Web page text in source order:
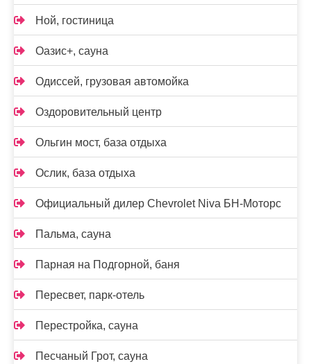
Ной, гостиница
Оазис+, сауна
Одиссей, грузовая автомойка
Оздоровительный центр
Ольгин мост, база отдыха
Ослик, база отдыха
Официальный дилер Chevrolet Niva БН-Моторс
Пальма, сауна
Парная на Подгорной, баня
Пересвет, парк-отель
Перестройка, сауна
Песчаный Грот, сауна